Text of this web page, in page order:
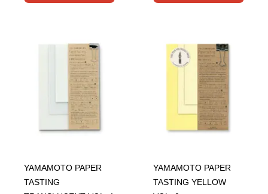
YAMAMOTO PAPER
TASTING
YAMAMOTO PAPER
TASTING YELLOW